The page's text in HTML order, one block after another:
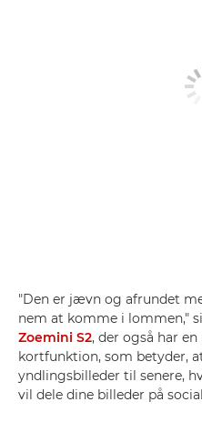
"Den er jævn og afrundet
nem at komme i lommen,"
Zoemini S2, der også har
kortfunktion, som betyder,
yndlingsbilleder til senere,
vil dele dine billeder på